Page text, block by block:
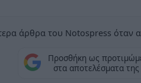
άρθρα του Notospress όταν
Προσθήκη ως
στα αποτελέσματα